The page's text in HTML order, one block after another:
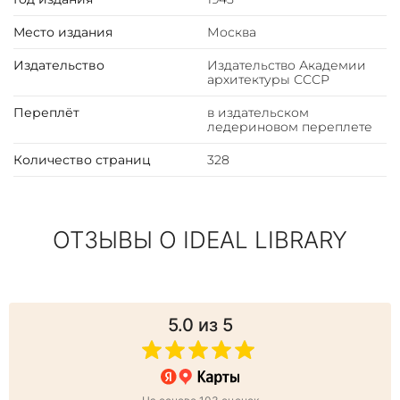
охватывающее период с Древнего Мира, продолжая
Средними веками и заканчивая градостроительством
реконструкции Москвы и Ленинграда.
Место издания Москва
Издательство
Издательство Академии
архитектуры СССР
Переплёт
в издательском
ледериновом переплете
Количество страниц 328
ОТЗЫВЫ О IDEAL LIBRARY
5.0 из 5